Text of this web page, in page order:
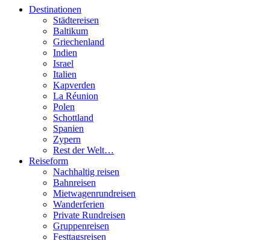
Destinationen
Städtereisen
Baltikum
Griechenland
Indien
Israel
Italien
Kapverden
La Réunion
Polen
Schottland
Spanien
Zypern
Rest der Welt…
Reiseform
Nachhaltig reisen
Bahnreisen
Mietwagenrundreisen
Wanderferien
Private Rundreisen
Gruppenreisen
Festtagsreisen